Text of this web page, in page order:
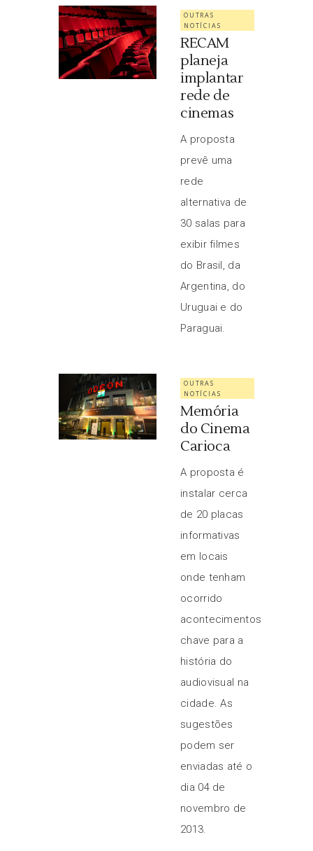
OUTRAS
NOTÍCIAS
RECAM
planeja
implantar
rede de
cinemas
A proposta
prevê uma
rede
alternativa de
30 salas para
exibir filmes
do Brasil, da
Argentina, do
Uruguai e do
Paraguai.
OUTRAS
NOTÍCIAS
Memória
do Cinema
Carioca
A proposta é
instalar cerca
de 20 placas
informativas
em locais
onde tenham
ocorrido
acontecimentos
chave para a
história do
audiovisual na
cidade. As
sugestões
podem ser
enviadas até o
dia 04 de
novembro de
2013.